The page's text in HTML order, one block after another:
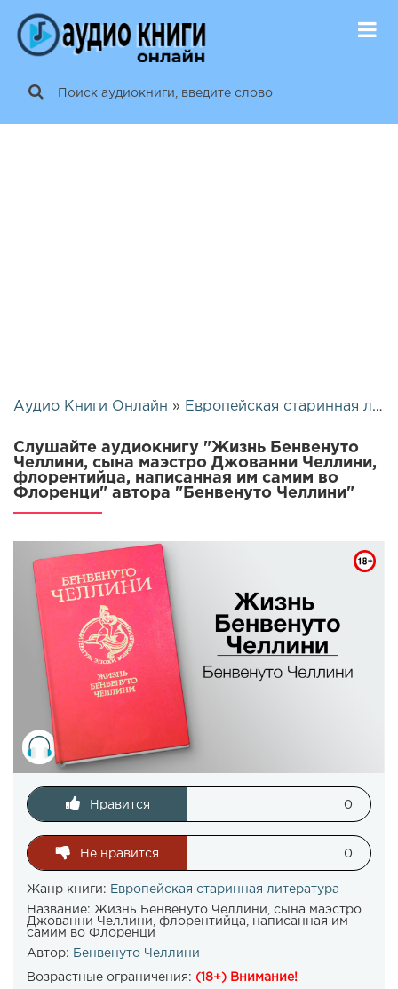
Аудио Книги Онлайн » Европейская старинная литература
Слушайте аудиокнигу "Жизнь Бенвенуто
Челлини, сына маэстро Джованни Челлини,
флорентийца, написанная им самим во
Флоренци" автора "Бенвенуто Челлини"
Нравится 0
Не нравится 0
Жанр книги: Европейская старинная литература
Название: Жизнь Бенвенуто Челлини, сына маэстро
Джованни Челлини, флорентийца, написанная им
самим во Флоренци
Автор: Бенвенуто Челлини
Возрастные ограничения: (18+) Внимание!